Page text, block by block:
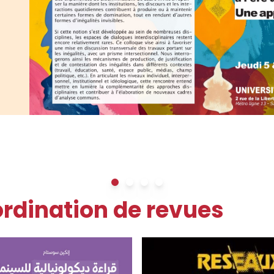
en Seine-Saint-
d’archives (2024)
travailleurs et
(XIXe-XXIe siècles
de revues